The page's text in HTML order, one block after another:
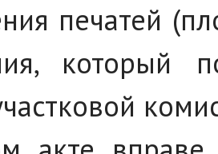
печатей
который